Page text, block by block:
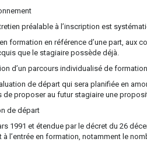
préalable à l’inscription est
formation en référence d’une part, aux
que le stagiaire possède déjà.
d’un parcours individualisé de
de départ qui sera planifiée en
proposer au futur stagiaire une
de départ
1991 et étendue par le décret du 26
l’entrée en formation, notamment le